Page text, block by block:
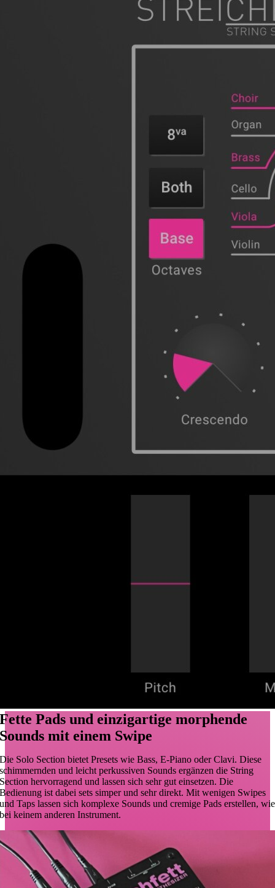
Fette Pads und einzigartige morphende
Sounds mit einem Swipe
Die Solo Section bietet Presets wie Bass, E-Piano oder Clavi. Diese
schimmernden und leicht perkussiven Sounds ergänzen die String
Section hervorragend und lassen sich sehr gut einsetzen. Die
Bedienung ist dabei sets simper und sehr direkt. Mit wenigen Swipes
und Taps lassen sich komplexe Sounds und cremige Pads erstellen, wie
bei keinem anderen Instrument.